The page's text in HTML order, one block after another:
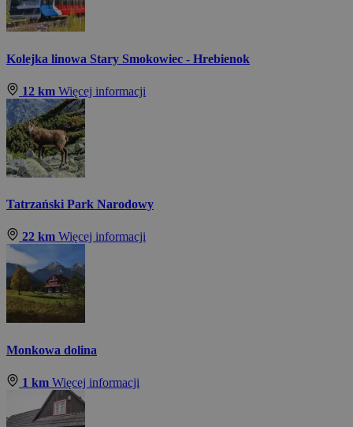
Kolejka linowa Stary Smokowiec - Hrebienok
12 km Więcej informacji
Tatrzański Park Narodowy
22 km Więcej informacji
Monkowa dolina
1 km Więcej informacji